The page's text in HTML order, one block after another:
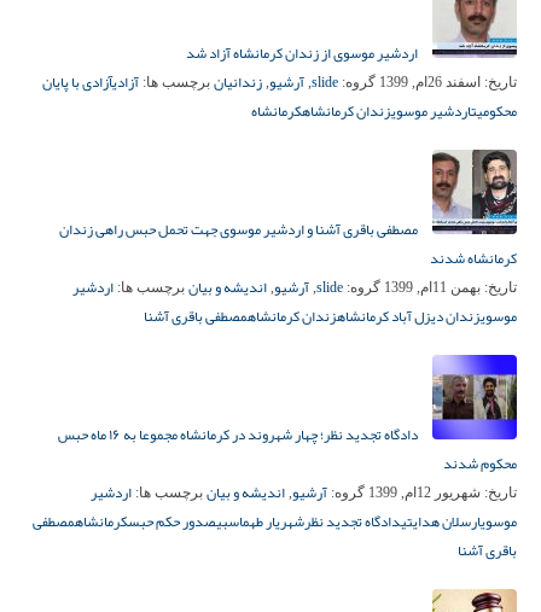
اردشیر موسوی از زندان کرمانشاه آزاد شد
تاریخ: اسفند 26ام, 1399 گروه: slide
, آرشیو, زندانیان برچسب ها: آزادیآزادی با پایان
محکومیتاردشیر موسویزندان کرمانشاهکرمانشاه
مصطفی باقری آشنا و اردشیر موسوی جهت تحمل حبس راهی زندان
کرمانشاه شدند
تاریخ: بهمن 11ام, 1399 گروه: slide
, آرشیو, اندیشه و بیان برچسب ها: اردشیر
موسویزندان دیزل آباد کرمانشاهزندان کرمانشاهمصطفی باقری آشنا
دادگاه تجدید نظر؛ چهار شهروند در کرمانشاه مجموعا به ۱۶ ماه حبس
محکوم شدند
تاریخ: شهریور 12ام, 1399 گروه: آرشیو, اندیشه و بیان برچسب ها: اردشیر
موسویارسلان هدایتیدادگاه تجدید نظرشهریار طهماسبیصدور حکم حبسکرمانشاهمصطفی
باقری آشنا